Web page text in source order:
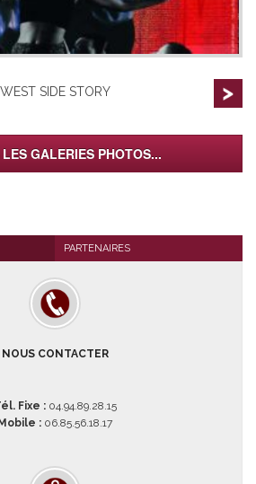
WEST SIDE STORY
GALERIES PHOTOS...
PARTENAIRES
NOUS CONTACTER
Fixe : 04.94.89.28.15
: 06.85.56.18.17